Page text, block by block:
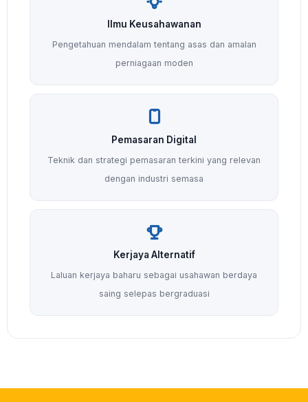
Ilmu Keusahawanan
Pengetahuan mendalam tentang asas dan amalan
perniagaan moden
Pemasaran Digital
Teknik dan strategi pemasaran terkini yang relevan
dengan industri semasa
Kerjaya Alternatif
Laluan kerjaya baharu sebagai usahawan berdaya
saing selepas bergraduasi